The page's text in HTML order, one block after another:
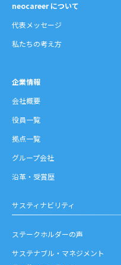
neocareer について
代表メッセージ
私たちの考え方
企業情報
会社概要
役員一覧
拠点一覧
グループ会社
沿革・受賞歴
サスティナビリティ
ステークホルダーの声
サステナブル・マネジメント